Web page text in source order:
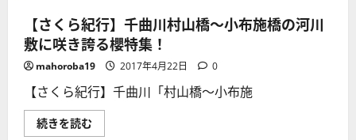
る。
に
つ
い
て
ら
に
読
河
東
線
（屋
代
井
上
駅
風
跡
巡
り】
天
神
社
（須
坂
市
【さくら紀行】千曲川村山橋～小布施橋の河川
敷に咲き誇る櫻特集！
mahoroba19 2017年4月22日 0
【さくら紀行】千曲川「村山橋～小布施
続きを読む
く